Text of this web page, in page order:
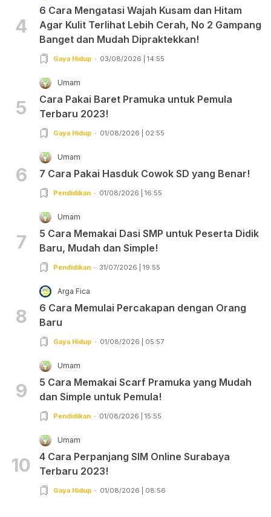
4
6 Cara Mengatasi Wajah Kusam dan Hitam
Agar Kulit Terlihat Lebih Cerah, No 2 Gampang
Banget dan Mudah Dipraktekkan!
Gaya Hidup 03/08/2026 | 14:55
5
Umam
Cara Pakai Baret Pramuka untuk Pemula
Terbaru 2023!
Gaya Hidup 01/08/2026 | 02:55
6
Umam
7 Cara Pakai Hasduk Cowok SD yang Benar!
Pendidikan 01/08/2026 | 16:55
7
Umam
5 Cara Memakai Dasi SMP untuk Peserta Didik
Baru, Mudah dan Simple!
Pendidikan 31/07/2026 | 19:55
8
Arga Fica
6 Cara Memulai Percakapan dengan Orang
Baru
Gaya Hidup 01/08/2026 | 05:57
9
Umam
5 Cara Memakai Scarf Pramuka yang Mudah
dan Simple untuk Pemula!
Pendidikan 01/08/2026 | 15:55
10
Umam
4 Cara Perpanjang SIM Online Surabaya
Terbaru 2023!
Gaya Hidup 01/08/2026 | 08:56